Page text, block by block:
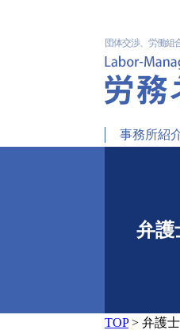
団体交渉、労働組
事務所紹
弁
TOP> 弁護